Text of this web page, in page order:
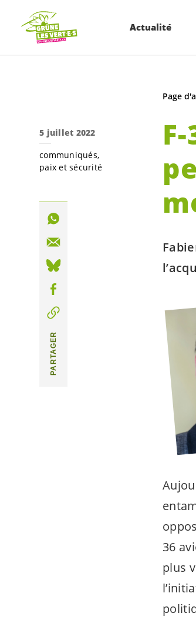
ALLER AU CONTENU PRINCIPAL
Actualité
Page
36
plus
5 juillet 2022
communiqués
paix et sécurité
PARTAGER